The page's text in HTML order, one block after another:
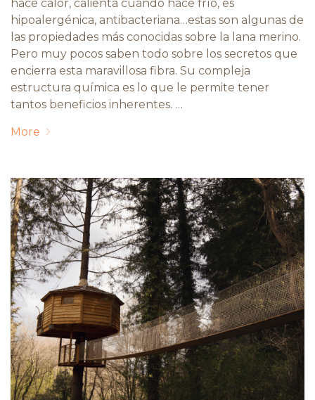
hace calor, calienta cuando hace frío, es
hipoalergénica, antibacteriana…estas son algunas de
las propiedades más conocidas sobre la lana merino.
Pero muy pocos saben todo sobre los secretos que
encierra esta maravillosa fibra. Su compleja
estructura química es lo que le permite tener
tantos beneficios inherentes. …
More